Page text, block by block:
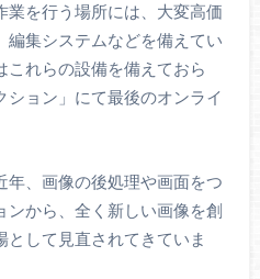
業を行う場所には、大変高価
編集システムなどを備えてい
これらの設備を備えておら
ョン」にて最後のオンライ
年、画像の後処理や画面をつ
ンから、全く新しい画像を創
して見直されてきていま